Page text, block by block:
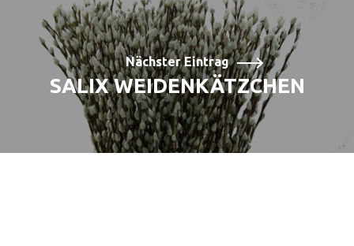
Nächster Eintrag
SALIX WEIDENKÄTZCHEN